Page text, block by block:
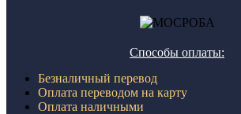
Способы оплаты:
Безналичный перевод
Оплата переводом на карту
Оплата наличными